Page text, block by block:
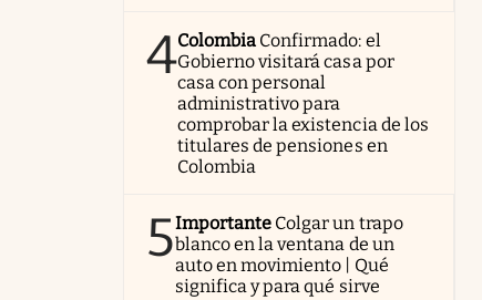
4Colombia Confirmado: el
Gobierno visitará casa por
casa con personal
administrativo para
comprobar la existencia de los
titulares de pensiones en
Colombia
5Importante Colgar un trapo
blanco en la ventana de un
auto en movimiento | Qué
significa y para qué sirve